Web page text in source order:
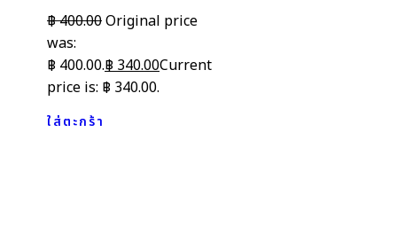
฿400.00Original price
was:
฿ 400.00.฿340.00Current
price is: ฿ 340.00.
ใส่ตะกร้า